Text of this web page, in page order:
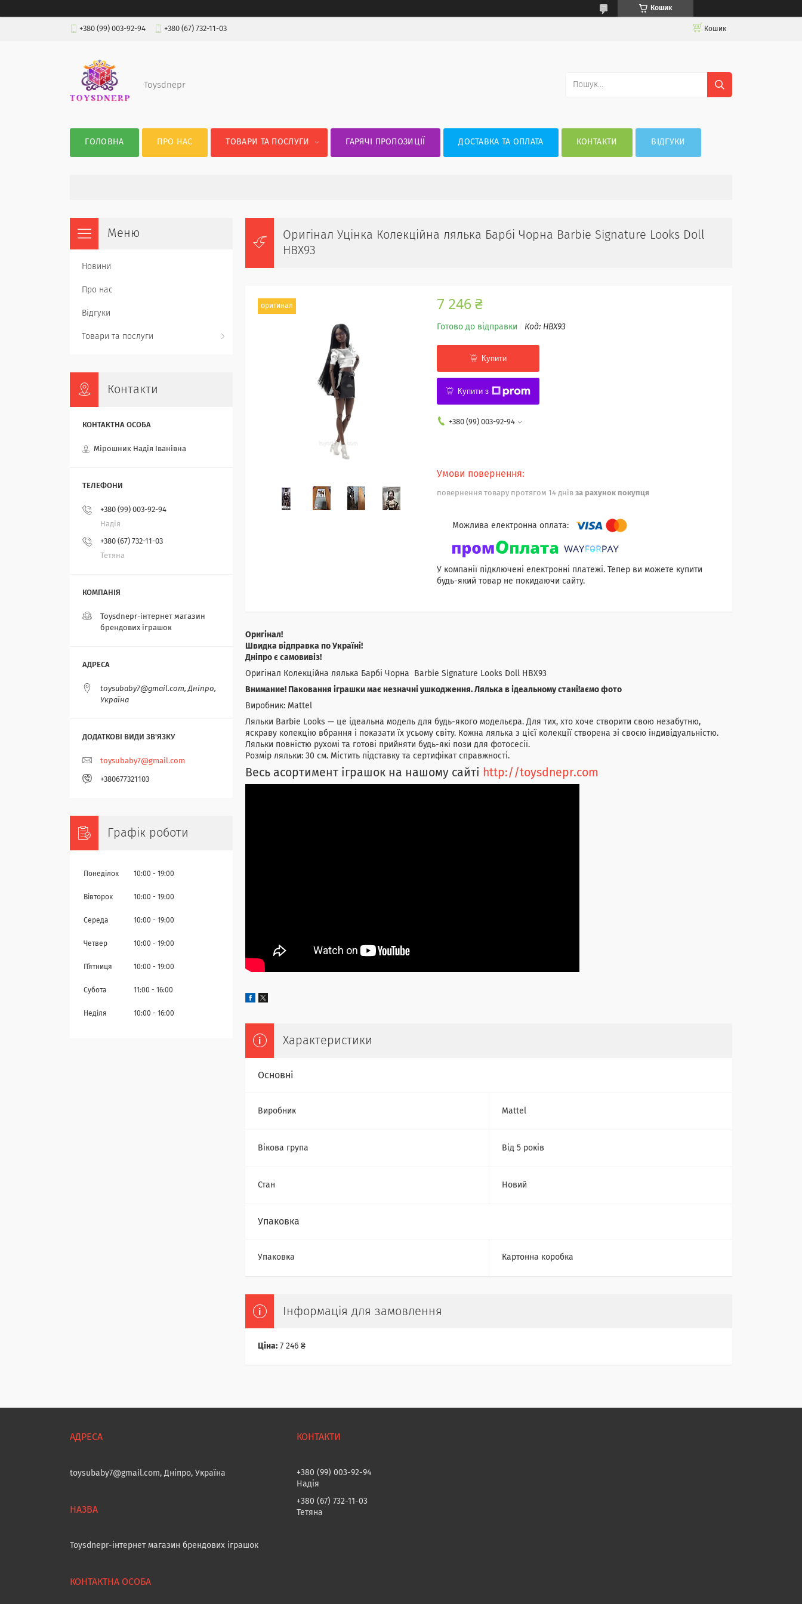
Кошик
+380 (99) 003-92-94 +380 (67) 732-11-03 Кошик
Toysdnepr
ГОЛОВНА ПРО НАС ТОВАРИ ТА ПОСЛУГИ ГАРЯЧІ ПРОПОЗИЦІЇ ДОСТАВКА ТА ОПЛАТА КОНТАКТИ ВІДГУКИ
Оригінал Уцінка Колекційна лялька Барбі Чорна Barbie Signature Looks Doll
HBX93
оригинал 7 246 ₴
Готово до відправки Код: HBX93
Купити
Купити з
+380 (99) 003-92-94
повернення товару протягом 14 днів за рахунок покупця
У компанії підключені електронні платежі. Тепер ви можете купити
будь-який товар не покидаючи сайту.
Оригінал!
Швидка відправка по Україні!
Дніпро є самовивіз!
Оригінал Колекційна лялька Барбі Чорна Barbie Signature Looks Doll HBX93
Внимание! Паковання іграшки має незначні ушкодження. Лялька в ідеальному стані!аємо фото
Виробник: Mattel
Ляльки Barbie Looks — це ідеальна модель для будь-якого модельєра. Для тих, хто хоче створити свою незабутню,
яскраву колекцію вбрання і показати їх усьому світу. Кожна лялька з цієї колекції створена зі своєю індивідуальністю.
Ляльки повністю рухомі та готові прийняти будь-які пози для фотосесії.
Розмір ляльки: 30 см. Містить підставку та сертифікат справжності.
Весь асортимент іграшок на нашому сайті http://toysdnepr.com
Характеристики
Основні
Виробник Mattel
Вікова група Від 5 років
Стан Новий
Упаковка
Упаковка Картонна коробка
Інформація для замовлення
Ціна: 7 246 ₴
Новини
Про нас
Відгуки
Товари та послуги
Контакти
Мірошник Надія Іванівна
+380 (99) 003-92-94
Надія
+380 (67) 732-11-03
Тетяна
Toysdnepr-інтернет магазин
брендових іграшок
toysubaby7@gmail.com, Дніпро,
Україна
toysubaby7@gmail.com
+380677321103
Графік роботи
Понеділок 10:00 19:00
Вівторок 10:00 19:00
Середа 10:00 19:00
Четвер 10:00 19:00
Пʼятниця 10:00 19:00
Субота 11:00 16:00
Неділя 10:00 16:00
toysubaby7@gmail.com, Дніпро, Україна
Toysdnepr-інтернет магазин брендових іграшок
+380 (99) 003-92-94
Надія
+380 (67) 732-11-03
Тетяна